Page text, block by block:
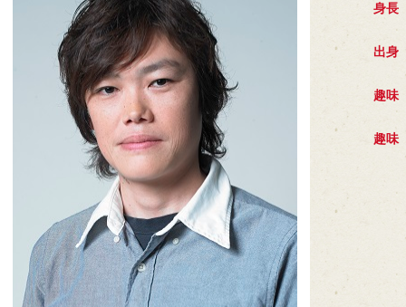
身長
出身
趣味
趣味